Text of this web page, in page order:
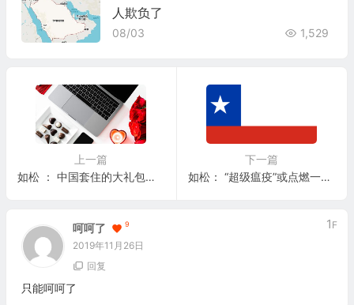
人欺负了
08/03 1,529
上一篇
如松 ： 中国套住的大礼包，想跑！
下一篇
如松： “超级瘟疫”或点燃一把红色
呵呵了 9
2019年11月26日
1 F
回复
只能呵呵了